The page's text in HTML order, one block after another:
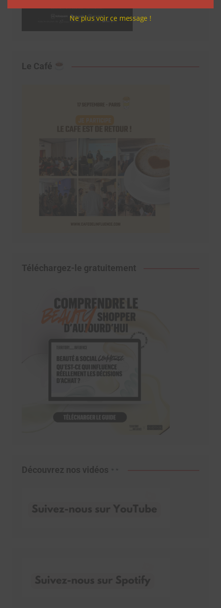
Le Café
Téléchargez-le gratuitement
Découvrez nos vidéos
Ne plus voir ce message !